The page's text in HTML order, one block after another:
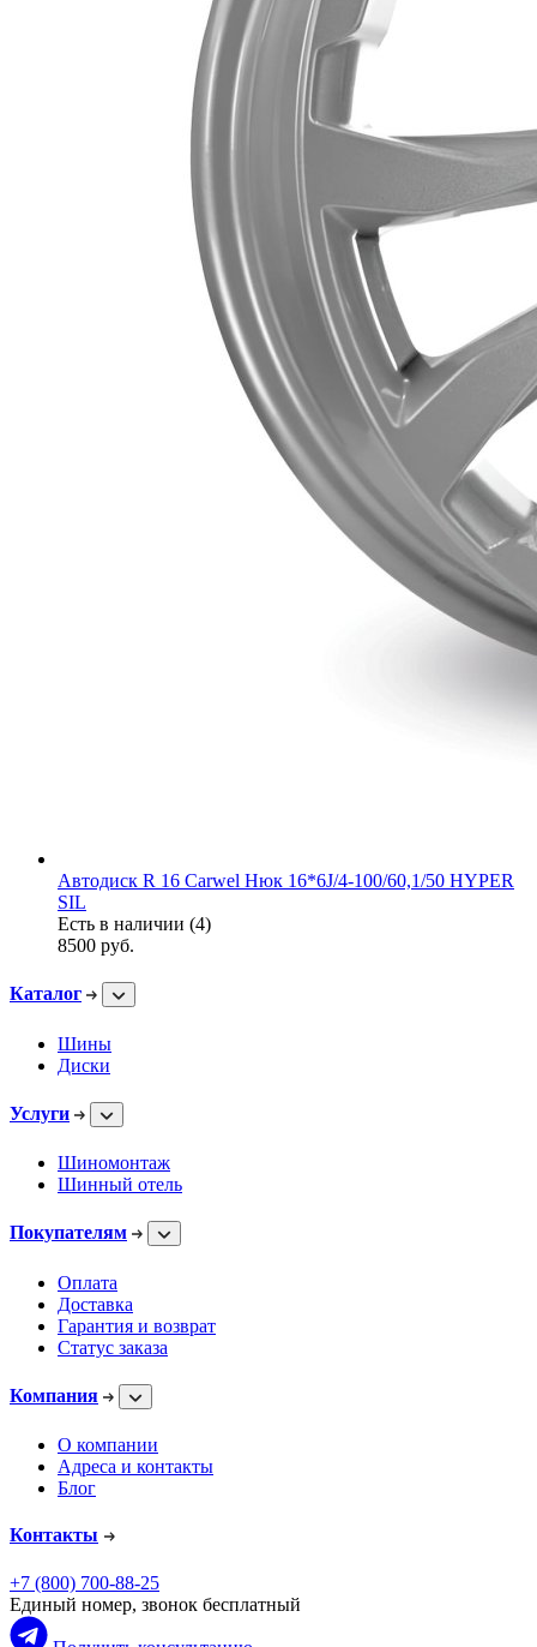
Автодиск R 16 Carwel Нюк 16*6J/4-100/60,1/50 HYPER
SIL
Есть в наличии (4)
8500 руб.
Каталог
Шины
Диски
Услуги
Шиномонтаж
Шинный отель
Покупателям
Оплата
Доставка
Гарантия и возврат
Статус заказа
Компания
О компании
Адреса и контакты
Блог
Контакты
+7 (800) 700-88-25
Единый номер, звонок бесплатный